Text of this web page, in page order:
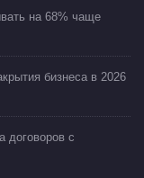
на 68% чаще
бизнеса в 2026
договоров с